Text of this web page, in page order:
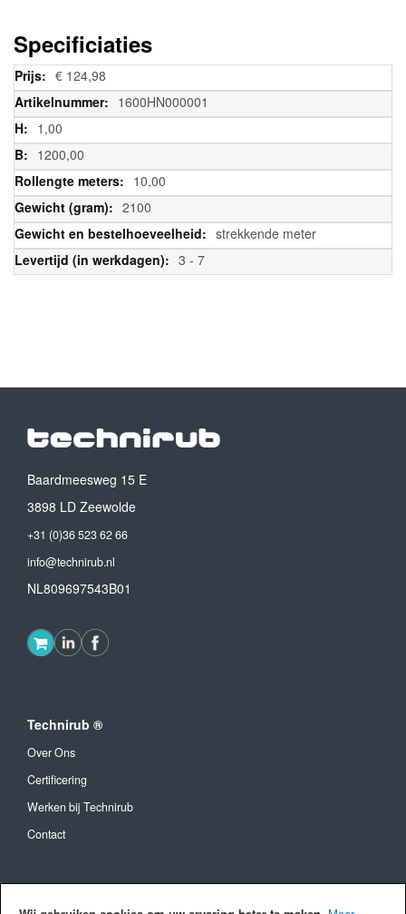
Specificiaties
Meer
informatie
€ 124,98
1600HN000001
1,00
1200,00
10,00
2100
strekkende meter
3 - 7
Baardmeesweg 15 E
3898 LD Zeewolde
+31 (0)36 523 62 66
info@technirub.nl
NL809697543B01
Technirub ®
Over Ons
Certificering
Werken bij Technirub
Contact